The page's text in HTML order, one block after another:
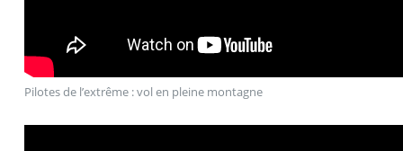
Pilotes de l’extrême : vol en pleine montagne